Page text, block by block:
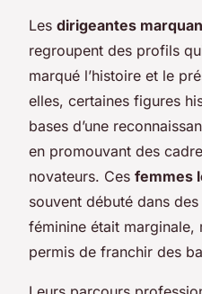
Les dirigeantes
regroupent des profils
marqué l’histoire et le
elles, certaines figures
bases d’une
en promouvant des
novateurs. Ces femmes
souvent débuté dans
féminine était marginale,
permis de franchir des